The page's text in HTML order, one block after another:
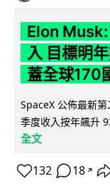
Elon
入 目標明
蓋全球170
SpaceX 公佈最新
季度收入按年飆升
全文
132 18 ↗